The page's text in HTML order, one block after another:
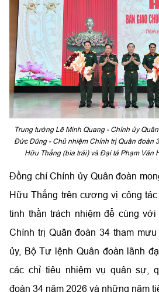
Trung tướng Lê Minh Quang - Chính ủy
Đức Dũng - Chủ nhiệm Chính trị Quân đoàn
Hữu Thắng (bìa trái) và Đại tá Phạm Văn
Đồng chí Chính ủy Quân đoàn
Hữu Thắng trên cương vị công
tinh thần trách nhiệm để cùng
Chính trị Quân đoàn 34 tham
ủy, Bộ Tư lệnh Quân đoàn lãnh
các chỉ tiêu nhiệm vụ quân sự,
đoàn 34 năm 2026 và những năm